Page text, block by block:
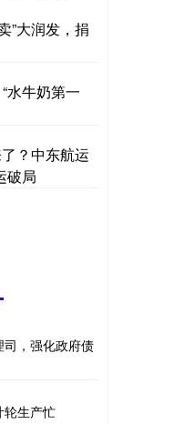
”大润发，捐
水牛奶第一
？中东航运
破局
，强化政府债
轮生产忙